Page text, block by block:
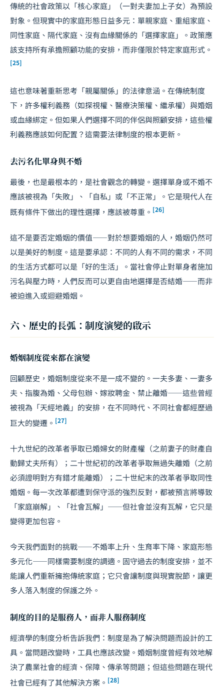
傳統的社會政策以「核心家庭」（一對夫妻加上子女）為預設
對象。但現實中的家庭形態日益多元：單親家庭、重組家庭、
同性家庭、隔代家庭、沒有血緣關係的「選擇家庭」。政策應
該支持所有承擔照顧功能的安排，而非僅限於特定家庭形式。
[25]
這也意味著重新思考「親屬關係」的法律意涵。在傳統制度
下，許多權利義務（如探視權、醫療決策權、繼承權）與婚姻
或血緣綁定。但如果人們選擇不同的伴侶與照顧安排，這些權
利義務應該如何配置？這需要法律制度的根本更新。
去污名化單身與不婚
最後，也是最根本的，是社會觀念的轉變。選擇單身或不婚不
應該被視為「失敗」、「自私」或「不正常」。它是現代人在
既有條件下做出的理性選擇，應該被尊重。 [26]
這不是要否定婚姻的價值——對於想要婚姻的人，婚姻仍然可
以是美好的制度。這是要承認：不同的人有不同的需求，不同
的生活方式都可以是「好的生活」。當社會停止對單身者施加
污名與壓力時，人們反而可以更自由地選擇是否結婚——而非
被迫進入或迴避婚姻。
六、歷史的長弧：制度演變的啟示
婚姻制度從來都在演變
回顧歷史，婚姻制度從來不是一成不變的。一夫多妻、一妻多
夫、指腹為婚、父母包辦、嫁妝聘金、禁止離婚——這些曾經
被視為「天經地義」的安排，在不同時代、不同社會都經歷過
巨大的變遷。 [27]
十九世紀的改革者爭取已婚婦女的財產權（之前妻子的財產自
動歸丈夫所有）；二十世紀初的改革者爭取無過失離婚（之前
必須證明對方有錯才能離婚）；二十世紀末的改革者爭取同性
婚姻。每一次改革都遭到保守派的強烈反對，都被預言將導致
「家庭崩解」、「社會瓦解」——但社會並沒有瓦解，它只是
變得更加包容。
今天我們面對的挑戰——不婚率上升、生育率下降、家庭形態
多元化——同樣需要制度的調適。固守過去的制度安排，並不
能讓人們重新擁抱傳統家庭；它只會讓制度與現實脫節，讓更
多人落入制度的保護之外。
制度的目的是服務人，而非人服務制度
經濟學的制度分析告訴我們：制度是為了解決問題而設計的工
具。當問題改變時，工具也應該改變。婚姻制度曾經有效地解
決了農業社會的經濟、保障、傳承等問題；但這些問題在現代
社會已經有了其他解決方案。 [28]